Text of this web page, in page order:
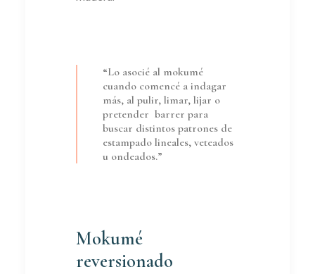
“Lo asocié al mokumé
cuando comencé a indagar
más, al pulir, limar, lijar o
pretender barrer para
buscar distintos patrones de
estampado lineales, veteados
u ondeados.”
Mokumé
reversionado